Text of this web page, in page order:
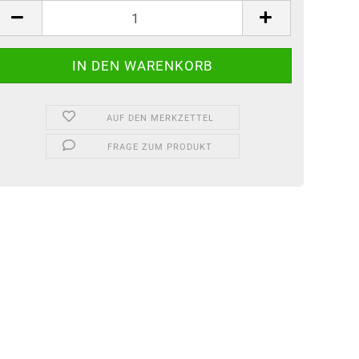
AUF DEN MERKZETTEL
FRAGE ZUM PRODUKT